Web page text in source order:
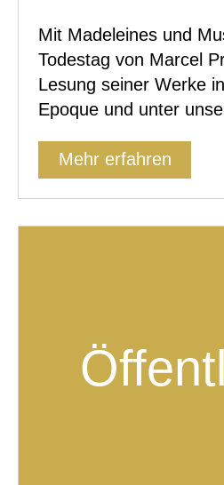
Mit Madeleines und
Todestag von Marcel
Lesung seiner Werke
Epoque und unter
Mehr erfahren